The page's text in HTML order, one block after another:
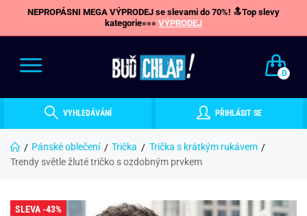
NEPROPÁSNI MEGA VÝPRODEJ se slevami do 70%! 🔝Top slevy
kategorie»»» VÝPRODEJ
0
VYHLEDÁVÁNÍ PŘIHLÁSIT SE
Pánské oblečení Trička
Trička s krátkým rukávem
Trendy světle žluté tričko s ozdobným prvkem
SLEVA -43%